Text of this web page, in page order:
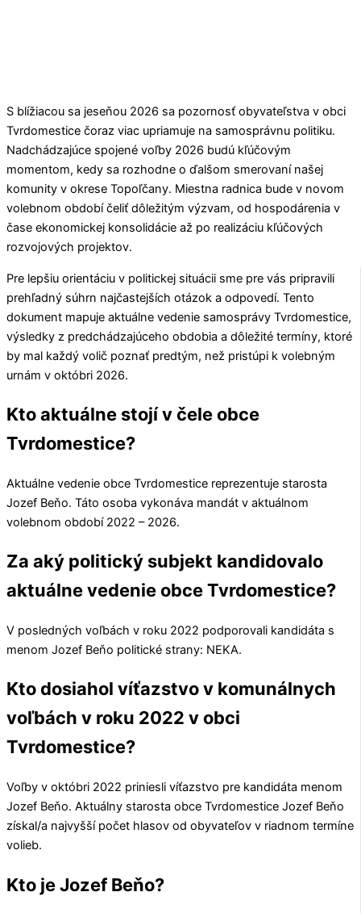
S blížiacou sa jeseňou 2026 sa pozornosť obyvateľstva v obci
Tvrdomestice čoraz viac upriamuje na samosprávnu politiku.
Nadchádzajúce spojené voľby 2026 budú kľúčovým
momentom, kedy sa rozhodne o ďalšom smerovaní našej
komunity v okrese Topoľčany. Miestna radnica bude v novom
volebnom období čeliť dôležitým výzvam, od hospodárenia v
čase ekonomickej konsolidácie až po realizáciu kľúčových
rozvojových projektov.
Pre lepšiu orientáciu v politickej situácii sme pre vás pripravili
prehľadný súhrn najčastejších otázok a odpovedí. Tento
dokument mapuje aktuálne vedenie samosprávy Tvrdomestice,
výsledky z predchádzajúceho obdobia a dôležité termíny, ktoré
by mal každý volič poznať predtým, než pristúpi k volebným
urnám v októbri 2026.
Kto aktuálne stojí v čele obce
Tvrdomestice?
Aktuálne vedenie obce Tvrdomestice reprezentuje starosta
Jozef Beňo. Táto osoba vykonáva mandát v aktuálnom
volebnom období 2022 – 2026.
Za aký politický subjekt kandidovalo
aktuálne vedenie obce Tvrdomestice?
V posledných voľbách v roku 2022 podporovali kandidáta s
menom Jozef Beňo politické strany: NEKA.
Kto dosiahol víťazstvo v komunálnych
voľbách v roku 2022 v obci
Tvrdomestice?
Voľby v októbri 2022 priniesli víťazstvo pre kandidáta menom
Jozef Beňo. Aktuálny starosta obce Tvrdomestice Jozef Beňo
získal/a najvyšší počet hlasov od obyvateľov v riadnom termíne
volieb.
Kto je Jozef Beňo?